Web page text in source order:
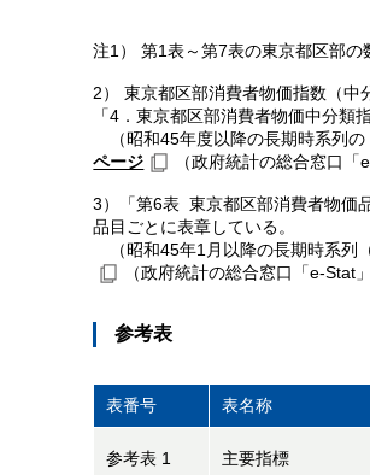
注1） 第1表～第7表の東京都区部の
2） 東京都区部消費者物価指数（中
「4．東京都区部消費者物価中分類
（昭和45年度以降の長期時系列の
ページ
（政府統計の総合窓口「
3）「第6表 東京都区部消費者物価
品目ごとに表章している。
（昭和45年1月以降の長期時系列
（政府統計の総合窓口「e-Stat
参考表
表番号 表名称
参考表 1 主要指標